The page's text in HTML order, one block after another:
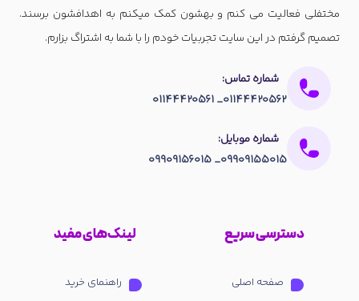
مختفلی فعالیت می کنم و بهشون کمک میکنم به اهدافشون برسند.
تصمیم گرفتم در این سایت تجربیات خودم را با شما به اشتراگ بزارم.
شماره تماس:
01144420562_ 01144420561
شماره موبایل:
09909155015_ 09909156015
دسترسی سریع
صفحه اصلی
لینک‌های مفید
راهنمای خرید